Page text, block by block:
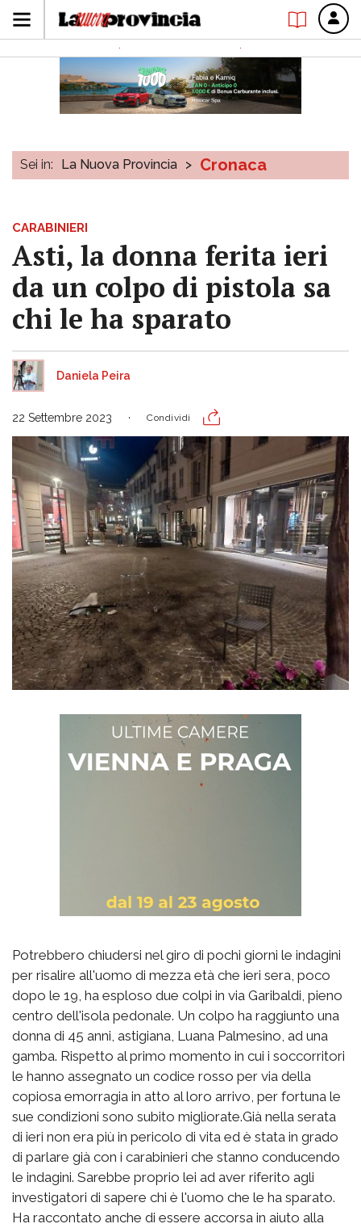
Sei in: La Nuova Provincia > Cronaca
CARABINIERI
Asti, la donna ferita ieri
da un colpo di pistola sa
chi le ha sparato
Daniela Peira
22 Settembre 2023 Condividi
Potrebbero chiudersi nel giro di pochi giorni le indagini
per risalire all'uomo di mezza età che ieri sera, poco
dopo le 19, ha esploso due colpi in via Garibaldi, pieno
centro dell'isola pedonale. Un colpo ha raggiunto una
donna di 45 anni, astigiana, Luana Palmesino, ad una
gamba. Rispetto al primo momento in cui i soccorritori
le hanno assegnato un codice rosso per via della
copiosa emorragia in atto al loro arrivo, per fortuna le
sue condizioni sono subito migliorate.Già nella serata
di ieri non era più in pericolo di vita ed è stata in grado
di parlare già con i carabinieri che stanno conducendo
le indagini. Sarebbe proprio lei ad aver riferito agli
investigatori di sapere chi è l'uomo che le ha sparato.
Ha raccontato anche di essere accorsa in aiuto alla